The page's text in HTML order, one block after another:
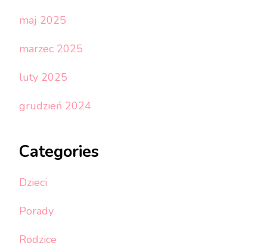
maj 2025
marzec 2025
luty 2025
grudzień 2024
Categories
Dzieci
Porady
Rodzice